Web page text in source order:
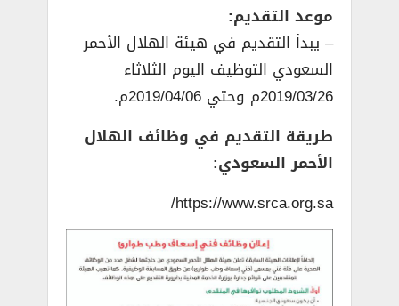
موعد التقديم:
– يبدأ التقديم في هيئة الهلال الأحمر
السعودي التوظيف اليوم الثلاثاء
2019/03/26م وحتي 2019/04/06م.
طريقة التقديم في وظائف الهلال
الأحمر السعودي:
https://www.srca.org.sa/